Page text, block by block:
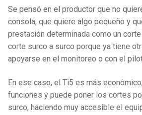
Se pensó en el productor que no
consola, que quiere algo pequeño y
prestación determinada como un
corte surco a surco porque ya tiene
apoyarse en el monitoreo o con el
En ese caso, el Ti5 es más
funciones y puede poner los cortes
surco, haciendo muy accesible el